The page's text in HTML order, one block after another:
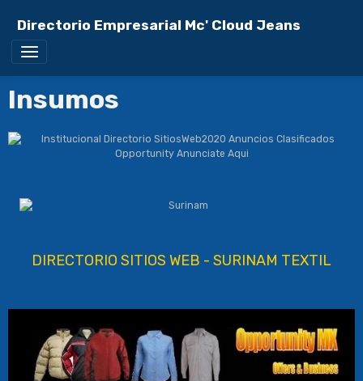
Directorio Empresarial Mc' Cloud Jeans
Insumos
DIRECTORIO SITIOS WEB - SURINAM TEXTIL